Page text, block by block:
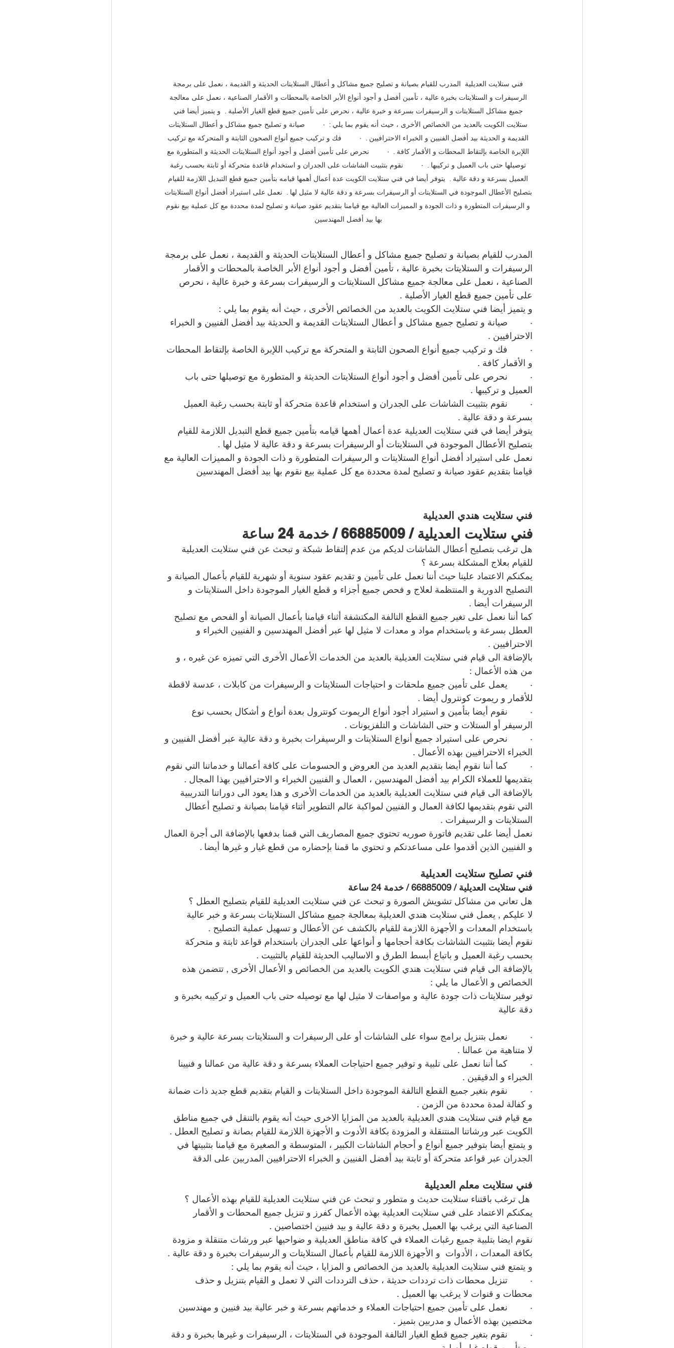
فني ستلايت العديلية  المدرب للقيام بصيانة و تصليح جميع مشاكل و أعطال الستلايتات الحديثة و القديمة ، نعمل على برمجة
الرسيفرات و الستلايتات بخبرة عالية ، تأمين أفضل و أجود أنواع الأبر الخاصة بالمحطات و الأقمار الصناعية ، نعمل على معالجة
جميع مشاكل الستلايتات و الرسيفرات بسرعة و خبرة عالية ، نحرص على تأمين جميع قطع الغيار الأصلية .  و يتميز أيضا فني
ستلايت الكويت بالعديد من الخصائص الأخرى ، حيث أنه يقوم بما يلي :  ·         صيانة و تصليح جميع مشاكل و أعطال الستلايتات
القديمة و الحديثة بيد أفضل الفنيين و الخبراء الاحترافيين .  ·         فك و تركيب جميع أنواع الصحون الثابتة و المتحركة مع تركيب
اللإبرة الخاصة بإلتقاط المحطات و الأقمار كافة .  ·         نحرص على تأمين أفضل و أجود أنواع الستلايتات الحديثة و المتطورة مع
توصيلها حتى باب العميل و تركيبها .  ·         نقوم بتثبيت الشاشات على الجدران و استخدام قاعدة متحركة أو ثابتة بحسب رغبة
العميل بسرعة و دقة عالية .  يتوفر أيضا في فني ستلايت الكويت عدة أعمال أهمها قيامه بتأمين جميع قطع التبديل اللازمة للقيام
بتصليح الأعطال الموجودة في الستلايتات أو الرسيفرات بسرعة و دقة عالية لا مثيل لها .  نعمل على استيراد أفضل أنواع الستلايتات
و الرسيفرات المتطورة و ذات الجودة و المميزات العالية مع قيامنا بتقديم عقود صيانة و تصليح لمدة محددة مع كل عملية بيع نقوم
بها بيد أفضل المهندسين
المدرب للقيام بصيانة و تصليح جميع مشاكل و أعطال الستلايتات الحديثة و القديمة ، نعمل على برمجة
الرسيفرات و الستلايتات بخبرة عالية ، تأمين أفضل و أجود أنواع الأبر الخاصة بالمحطات و الأقمار
الصناعية ، نعمل على معالجة جميع مشاكل الستلايتات و الرسيفرات بسرعة و خبرة عالية ، نحرص
على تأمين جميع قطع الغيار الأصلية .
و يتميز أيضا فني ستلايت الكويت بالعديد من الخصائص الأخرى ، حيث أنه يقوم بما يلي :
·         صيانة و تصليح جميع مشاكل و أعطال الستلايتات القديمة و الحديثة بيد أفضل الفنيين و الخبراء
الاحترافيين .
·         فك و تركيب جميع أنواع الصحون الثابتة و المتحركة مع تركيب اللإبرة الخاصة بإلتقاط المحطات
و الأقمار كافة .
·         نحرص على تأمين أفضل و أجود أنواع الستلايتات الحديثة و المتطورة مع توصيلها حتى باب
العميل و تركيبها .
·         نقوم بتثبيت الشاشات على الجدران و استخدام قاعدة متحركة أو ثابتة بحسب رغبة العميل
بسرعة و دقة عالية .
يتوفر أيضا في فني ستلايت العديلية عدة أعمال أهمها قيامه بتأمين جميع قطع التبديل اللازمة للقيام
بتصليح الأعطال الموجودة في الستلايتات أو الرسيفرات بسرعة و دقة عالية لا مثيل لها .
نعمل على استيراد أفضل أنواع الستلايتات و الرسيفرات المتطورة و ذات الجودة و المميزات العالية مع
قيامنا بتقديم عقود صيانة و تصليح لمدة محددة مع كل عملية بيع نقوم بها بيد أفضل المهندسين
فني ستلايت هندي العديلية
فني ستلايت العديلية / 66885009 / خدمة 24 ساعة
هل ترغب بتصليح أعطال الشاشات لديكم من عدم إلتقاط شبكة و تبحث عن فني ستلايت العديلية
للقيام بعلاج المشكلة بسرعة ؟
يمكنكم الاعتماد علينا حيث أننا نعمل على تأمين و تقديم عقود سنوية أو شهرية للقيام بأعمال الصيانة و
التصليح الدورية و المنتظمة لعلاج و فحص جميع أجزاء و قطع الغيار الموجودة داخل الستلايتات و
الرسيفرات أيضا .
كما أننا نعمل على تغير جميع القطع التالفة المكتشفة أثناء قيامنا بأعمال الصيانة أو الفحص مع تصليح
العطل بسرعة و باستخدام مواد و معدات لا مثيل لها عبر أفضل المهندسين و الفنيين الخبراء و
الاحترافيين .
بالإضافة الى قيام فني ستلايت العديلية بالعديد من الخدمات الأعمال الأخرى التي تميزه عن غيره ، و
من هذه الأعمال :
·         يعمل على تأمين جميع ملحقات و احتياجات الستلايتات و الرسيفرات من كابلات ، عدسة لاقطة
للأقمار و ريموت كونترول أيضا .
·         نقوم أيضا بتأمين و استيراد أجود أنواع الريموت كونترول بعدة أنواع و أشكال بحسب نوع
الرسيفر أو الستلات و حتى الشاشات و التلفزيونات .
·         نحرص على استيراد جميع أنواع الستلايتات و الرسيفرات بخبرة و دقة عالية عبر أفضل الفنيين و
الخبراء الاحترافيين بهذه الأعمال .
·         كما أننا نقوم أيضا بتقديم العديد من العروض و الحسومات على كافة أعمالنا و خدماتنا التي نقوم
بتقديمها للعملاء الكرام بيد أفضل المهندسين ، العمال و الفنيين الخبراء و الاحترافيين بهذا المجال .
بالإضافة الى قيام فني ستلايت العديلية بالعديد من الخدمات الأخرى و هذا يعود الى دوراتنا التدريبية
التي نقوم بتقديمها لكافة العمال و الفنيين لمواكبة عالم التطوير أثتاء قيامنا بصيانة و تصليح أعطال
الستلايتات و الرسيفرات .
نعمل أيضا على تقديم فاتورة صوريه تحتوي جميع المصاريف التي قمنا بدفعها بالإضافة الى أجرة العمال
و الفنيين الذين أقدموا على مساعدتكم و تحتوي ما قمنا بإحضاره من قطع غيار و غيرها أيضا .
فني تصليح ستلايت العديلية
فني ستلايت العديلية / 66885009 / خدمة 24 ساعة
هل تعاني من مشاكل تشويش الصورة و تبحث عن فني ستلايت العديلية للقيام بتصليح العطل ؟
لا عليكم , يعمل فني ستلايت هندي العديلية بمعالجة جميع مشاكل الستلايتات بسرعة و خبر عالية
باستخدام المعدات و الأجهزة اللازمة للقيام بالكشف عن الأعطال و تسهيل عملية التصليح .
نقوم أيضا بتثبيت الشاشات بكافة أحجامها و أنواعها على الجدران باستخدام قواعد ثابتة و متحركة
بحسب رغبة العميل و باتباع أبسط الطرق و الاساليب الحديثة للقيام بالتثبيت .
بالإضافة الى قيام فني ستلايت هندي الكويت بالعديد من الخصائص و الأعمال الأخرى , تتضمن هذه
الخصائص و الأعمال ما يلي :
توفير ستلايتات ذات جودة عالية و مواصفات لا مثيل لها مع توصيله حتى باب العميل و تركيبه بخبرة و
دقة عالية
·         نعمل بتنزيل برامج سواء على الشاشات أو على الرسيفرات و الستلايتات بسرعة عالية و خبرة
لا متناهية من عمالنا .
·         كما أننا نعمل على تلبية و توفير جميع احتياجات العملاء بسرعة و دقة عالية من عمالنا و فنيينا
الخبراء و الدقيقين .
·         نقوم بتغير جميع القطع التالفة الموجودة داخل الستلايتات و القيام بتقديم قطع جديد ذات ضمانة
و كفالة لمدة محددة من الزمن .
مع قيام فني ستلايت هندي العديلية بالعديد من المزايا الاخرى حيث أنه يقوم بالتنقل في جميع مناطق
الكويت عبر ورشاتنا المنتنقلة و المزودة بكافة الأدوت و الأجهزة اللازمة للقيام بصانة و تصليح العطل .
و يتمتع أيضا بتوفير جميع أنواع و أحجام الشاشات الكبير ، المتوسطة و الصغيرة مع قيامنا بتثبيتها في
الجدران عبر قواعد متحركة أو ثابتة بيد أفضل الفنيين و الخبراء الاحترافيين المدربين على الدقة
فني ستلايت معلم العديلية
هل ترغب باقتناء ستلايت حديث و متطور و تبحث عن فني ستلايت العديلية للقيام بهذه الأعمال ؟
يمكنكم الاعتماد على فني ستلايت العديلية بهذه الأعمال كفرز و تنزيل جميع المحطات و الأقمار
الصناعية التي يرغب بها العميل بخبرة و دقة عالية و بيد فنيين اختصاصين .
نقوم ايضا بتلبية جميع رغبات العملاء في كافة مناطق العديلية و ضواحيها عبر ورشات متنقلة و مزودة
بكافة المعدات ، الأدوات  و الأجهزة اللازمة للقيام بأعمال الستلايتات و الرسيفرات بخبرة و دقة عالية .
و يتمتع فني ستلايت العديلية بالعديد من الخصائص و المزايا ، حيث أنه يقوم بما يلي :
·         تنزيل محطات ذات ترددات حديثة ، حذف الترددات التي لا تعمل و القيام بتنزيل و حذف
محطات و قنوات لا يرغب بها العميل .
·         نعمل على تأمين جميع احتياجات العملاء و خدماتهم بسرعة و خبر عالية بيد فنيين و مهندسين
مختصين بهذه الأعمال و مدربين بتميز .
·         نقوم بتغير جميع قطع الغيار التالفة الموجودة في الستلايتات ، الرسيفرات و غيرها بخبرة و دقة